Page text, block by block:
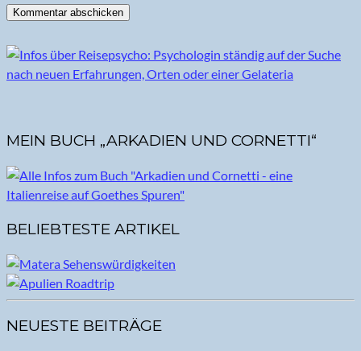
MEIN BUCH „ARKADIEN UND CORNETTI“
BELIEBTESTE ARTIKEL
NEUESTE BEITRÄGE